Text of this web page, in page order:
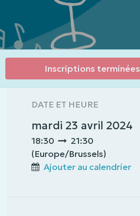
Inscriptions terminées
DATE ET HEURE
mardi 23 avril 2024
18:30
21:30
(Europe/Brussels)
Ajouter au calendrier